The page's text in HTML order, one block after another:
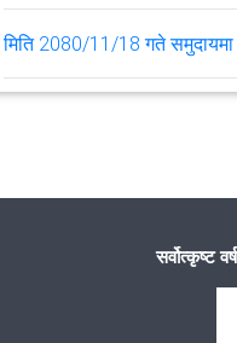
मिति 2080/11/18 गते समुदायमा
मिति 2080/09/03 गते समुदायमा
समुदायमा सरकारी वकील
सर्वोत्कृष्ट